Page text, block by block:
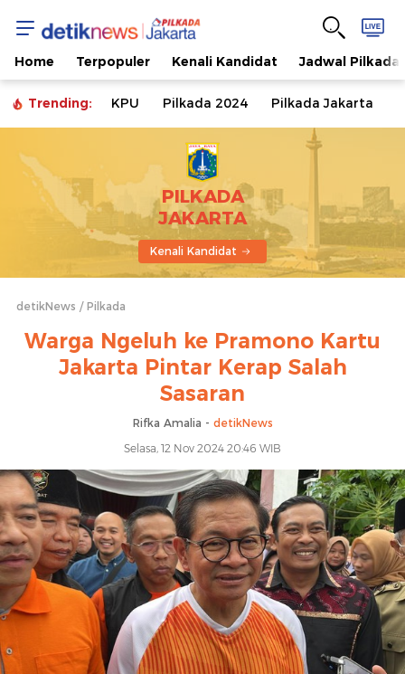
Home Terpopuler Kenali Kandidat Jadwal Pilkada
Trending: KPU Pilkada 2024 Pilkada Jakarta
PILKADA
JAKARTA
Kenali Kandidat
detikNews Pilkada
Warga Ngeluh ke Pramono Kartu
Jakarta Pintar Kerap Salah
Sasaran
Rifka Amalia - detikNews
Selasa, 12 Nov 2024 20:46 WIB